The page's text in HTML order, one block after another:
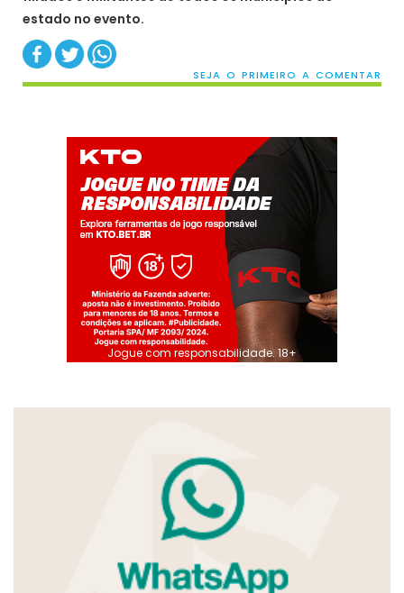
estado no evento.
SEJA O PRIMEIRO A COMENTAR
Jogue com responsabilidade. 18+